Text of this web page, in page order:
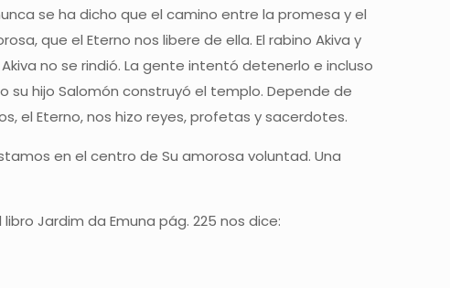
se ha dicho que el camino entre la promesa y el
que el Eterno nos libere de ella. El rabino Akiva y
no se rindió. La gente intentó detenerlo e incluso
su hijo Salomón construyó el templo. Depende de
el Eterno, nos hizo reyes, profetas y sacerdotes.
en el centro de Su amorosa voluntad. Una
Jardim da Emuna pág. 225 nos dice: